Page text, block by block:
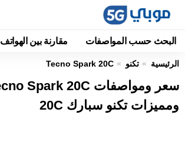
البحث حسب المواصفات مقارنة بين الهواتف
الرئيسية تكنو Tecno Spark 20C
ومميزات تكنو سبارك 20C